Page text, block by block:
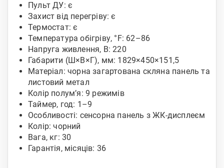
Пульт ДУ: є
Захист від перегріву: є
Термостат: є
Температура обігріву, °F: 62–86
Напруга живлення, В: 220
Габарити (Ш×В×Г), мм: 1829×450×151,5
Матеріал: чорна загартована скляна панель та
листовий метал
Колір полум’я: 9 режимів
Таймер, год: 1–9
Особливості: сенсорна панель з ЖК-дисплеєм
Колір: чорний
Вага, кг: 30
Гарантія, місяців: 36